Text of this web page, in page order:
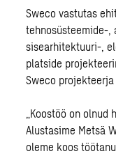
Sweco vastutas
tehnosüsteemide-,
sisearhitektuuri-,
platside
Sweco
„Koostöö on olnud
Alustasime Metsä
oleme koos